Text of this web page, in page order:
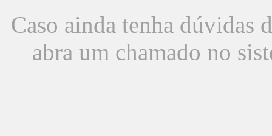
Caso ainda tenha dúvidas
abra um chamado no